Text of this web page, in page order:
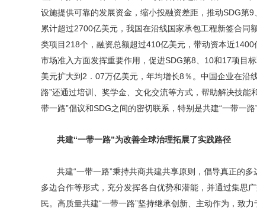
设施提供可靠的发展资金，缩小投融资差距，推动SDG第
累计超过2700亿美元，我国在沿线国家承包工程新签合
类项目218个，融资总额超过410亿美元，带动资本近
市场准入方面发挥重要作用，促进SDG第8、10和17项目
美元扩大到2．07万亿美元，年均增长8％。中国企业在沿
路”还通过培训、奖学金、文化交流等方式，帮助解决技
带一路”倡议和SDG之间的密切联系，特别是共建“一带一
共建“一带一路”为改善全球治理拓展了实践路径
共建“一带一路”秉持共商共建共享原则，倡导真正的
多边合作等形式，充分发挥各自优势和潜能，并通过集思
民。高质量共建“一带一路”坚持继承创新、主动作为，致